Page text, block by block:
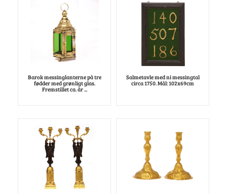
Barok messinglanterne på tre
fødder med grønligt glas.
Fremstillet ca. år ...
Salmetavle med ni messingtal
circa 1750. Mål: 102x69cm